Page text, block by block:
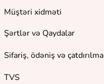
Müştəri xidməti
Şərtlər və Qaydalar
Sifariş, ödəniş və çatdırılma
TVS